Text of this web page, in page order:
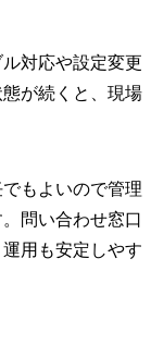
対応や設定変更
が続くと、現場
もよいので管理
問い合わせ窓口
用も安定しやす